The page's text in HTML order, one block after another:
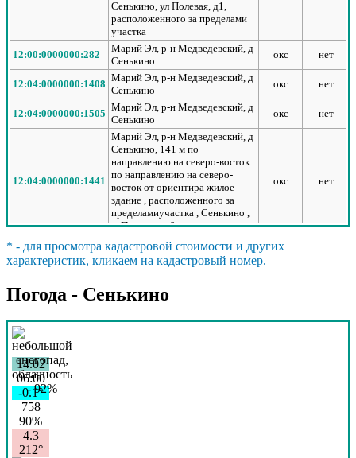
Сенькино, ул Полевая, д1,
расположенного за пределами
участка
12:00:0000000:282
Марий Эл, р-н Медведевский, д
Сенькино
окс нет
12:04:0000000:1408
Марий Эл, р-н Медведевский, д
Сенькино
окс нет
12:04:0000000:1505
Марий Эл, р-н Медведевский, д
Сенькино
окс нет
12:04:0000000:1441
Марий Эл, р-н Медведевский, д
Сенькино, 141 м по
направлению на северо-восток
по направлению на северо-
восток от ориентира жилое
здание , расположенного за
пределамиучастка , Cенькино ,
улПолевая , д9
окс нет
12:04:0000000:1431
Марий Эл, р-н Медведевский, д
Сенькино, 50 м на северо-запад
от здания школы по ул
12:04:0170102:54
Марий Эл, р-н Медведевский, д
12:04:1290101:540
Марий Эл, р-н Медведевский, д
12:04:0000000:1511
* - для просмотра кадастровой стоимости и других
характеристик, кликаем на кадастровый номер.
Погода - Сенькино
14.02
06:00
-0.1°
758
90%
4.3
212°